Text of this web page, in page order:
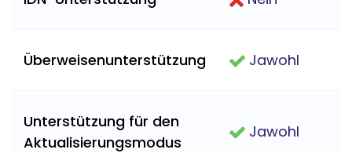
Überweisenunterstützung Jawohl
Unterstützung für den
Aktualisierungsmodus
Jawohl